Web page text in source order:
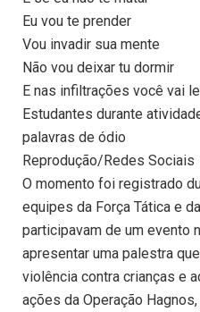
Eu vou te prender
Vou invadir sua mente
Não vou deixar tu dormir
E nas infiltrações você vai
Estudantes durante
palavras de ódio
Reprodução/Redes Sociais
O momento foi registrado
equipes da Força Tática e
participavam de um evento
apresentar uma palestra
violência contra crianças e
ações da Operação